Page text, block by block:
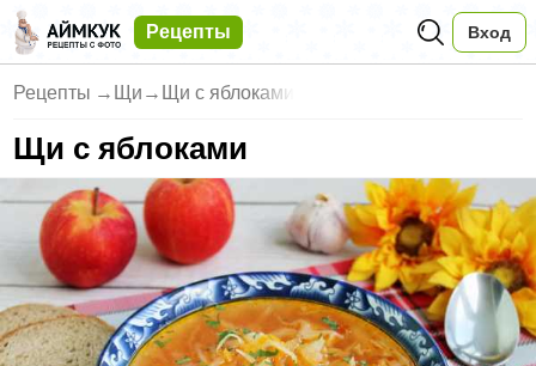
Рецепты Вход
Рецепты → Щи → Щи с яблоками
Щи с яблоками